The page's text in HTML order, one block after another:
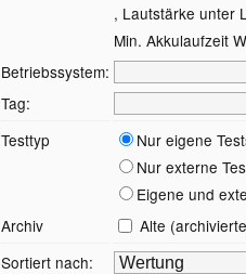
, Lautstärke unter
Min. Akkulaufzeit
Betriebssystem:
Tag:
Testtyp
Nur eigene
Nur externe
Eigene und
Archiv
Alte
Sortiert nach: